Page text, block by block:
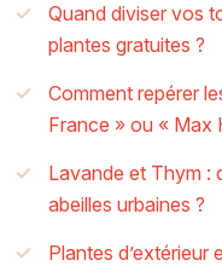
Quand diviser vos
plantes gratuites ?
Comment repérer
France » ou « Max
Lavande et Thym :
abeilles urbaines ?
Plantes d’extérieur